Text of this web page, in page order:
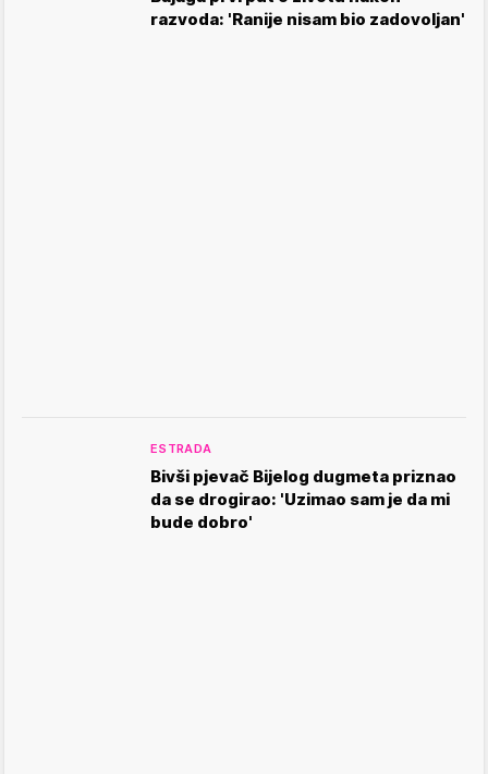
razvoda: 'Ranije nisam bio zadovoljan'
ESTRADA
Bivši pjevač Bijelog dugmeta priznao
da se drogirao: 'Uzimao sam je da mi
bude dobro'